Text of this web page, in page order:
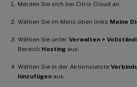
Melden Sie sich bei Citrix Cloud an.
Wählen Sie im Menü oben links Meine
Wählen Sie unter Verwalten >
Bereich Hosting aus.
Wählen Sie in der Aktionsleiste
hinzufügen aus.